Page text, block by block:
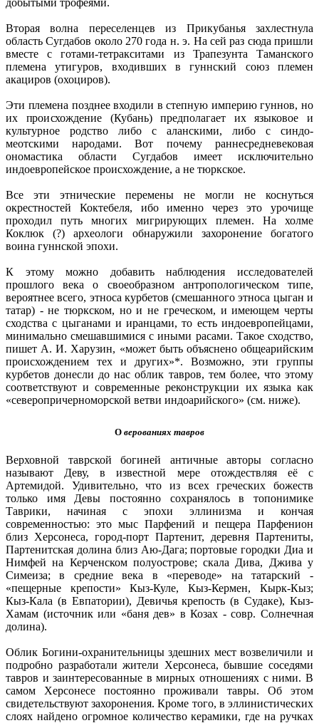
Вторая волна переселенцев из Прикубанья захлестнула
область Сугдабов около 270 года н. э. На сей раз сюда пришли
вместе с готами-тетракситами из Трапезунта Таманского
племена утигуров, входивших в гуннский союз племен
акациров (охоциров).
Эти племена позднее входили в степную империю гуннов, но
их происхождение (Кубань) предполагает их языковое и
культурное родство либо с аланскими, либо с синдо-
меотскими народами. Вот почему раннесредневековая
ономастика области Сугдабов имеет исключительно
индоевропейское происхождение, а не тюркское.
Все эти этнические перемены не могли не коснуться
окрестностей Коктебеля, ибо именно через это урочище
проходил путь многих мигрирующих племен. На холме
Коклюк (?) археологи обнаружили захоронение богатого
воина гуннской эпохи.
К этому можно добавить наблюдения исследователей
прошлого века о своеобразном антропологическом типе,
вероятнее всего, этноса курбетов (смешанного этноса цыган и
татар) - не тюркском, но и не греческом, и имеющем черты
сходства с цыганами и иранцами, то есть индоевропейцами,
минимально смешавшимися с иными расами. Такое сходство,
пишет А. И. Харузин, «может быть объяснено общеарийским
происхождением тех и других»*. Возможно, эти группы
курбетов донесли до нас облик тавров, тем более, что этому
соответствуют и современные реконструкции их языка как
«северопричерноморской ветви индоарийского» (см. ниже).
О верованиях тавров
Верховной таврской богиней античные авторы согласно
называют Деву, в известной мере отождествляя её с
Артемидой. Удивительно, что из всех греческих божеств
только имя Девы постоянно сохранялось в топонимике
Таврики, начиная с эпохи эллинизма и кончая
современностью: это мыс Парфений и пещера Парфенион
близ Херсонеса, город-порт Партенит, деревня Партениты,
Партенитская долина близ Аю-Дага; портовые городки Диа и
Нимфей на Керченском полуострове; скала Дива, Джива у
Симеиза; в средние века в «переводе» на татарский -
«пещерные крепости» Кыз-Куле, Кыз-Кермен, Кырк-Кыз;
Кыз-Кала (в Евпатории), Девичья крепость (в Судаке), Кыз-
Хамам (источник или «баня дев» в Козах - совр. Солнечная
долина).
Облик Богини-охранительницы здешних мест возвеличили и
подробно разработали жители Херсонеса, бывшие соседями
тавров и заинтересованные в мирных отношениях с ними. В
самом Херсонесе постоянно проживали тавры. Об этом
свидетельствуют захоронения. Кроме того, в эллинистических
слоях найдено огромное количество керамики, где на ручках